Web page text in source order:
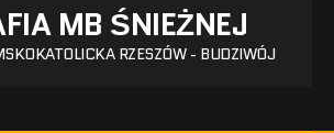
MB ŚNIEŻNEJ
RZESZÓW - BUDZIWÓJ